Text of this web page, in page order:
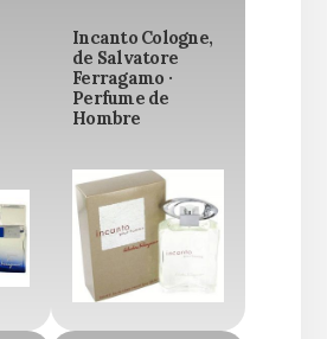
Incanto Cologne,
de Salvatore
Ferragamo ·
Perfume de
Hombre